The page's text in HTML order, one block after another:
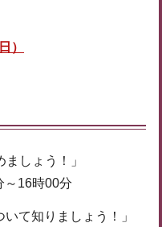
）
しょう！」
16時00分
て知りましょう！」